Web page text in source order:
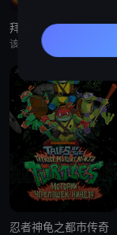
拜斯:格雷夫
忍者神龟之都市传奇